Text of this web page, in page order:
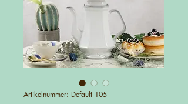
Artikelnummer: Default 105